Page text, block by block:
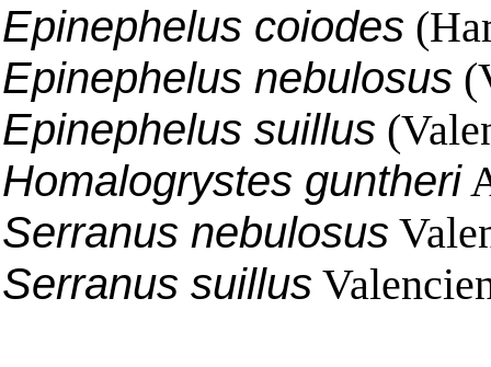
Epinephelus coiodes
Epinephelus nebulosus
Epinephelus suillus
Homalogrystes guntheri
Serranus nebulosus
Serranus suillus